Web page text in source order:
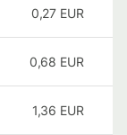
0,27 EUR
0,68 EUR
1,36 EUR